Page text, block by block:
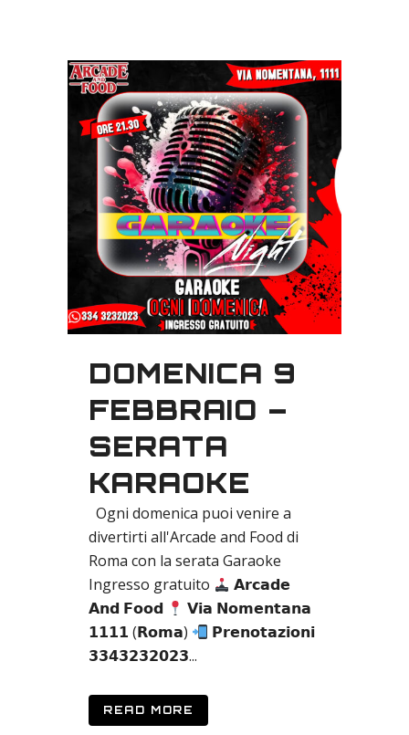
DOMENICA 9
FEBBRAIO –
SERATA
KARAOKE
Ogni domenica puoi venire a
divertirti all'Arcade and Food di
Roma con la serata Garaoke
Ingresso gratuito
𝗔𝗿𝗰𝗮𝗱𝗲
𝗔𝗻𝗱 𝗙𝗼𝗼𝗱
𝗩𝗶𝗮 𝗡𝗼𝗺𝗲𝗻𝘁𝗮𝗻𝗮
𝟭𝟭𝟭𝟭 (𝗥𝗼𝗺𝗮)
𝗣𝗿𝗲𝗻𝗼𝘁𝗮𝘇𝗶𝗼𝗻𝗶
𝟯𝟯𝟰𝟯𝟮𝟯𝟮𝟬𝟮𝟯...
READ MORE